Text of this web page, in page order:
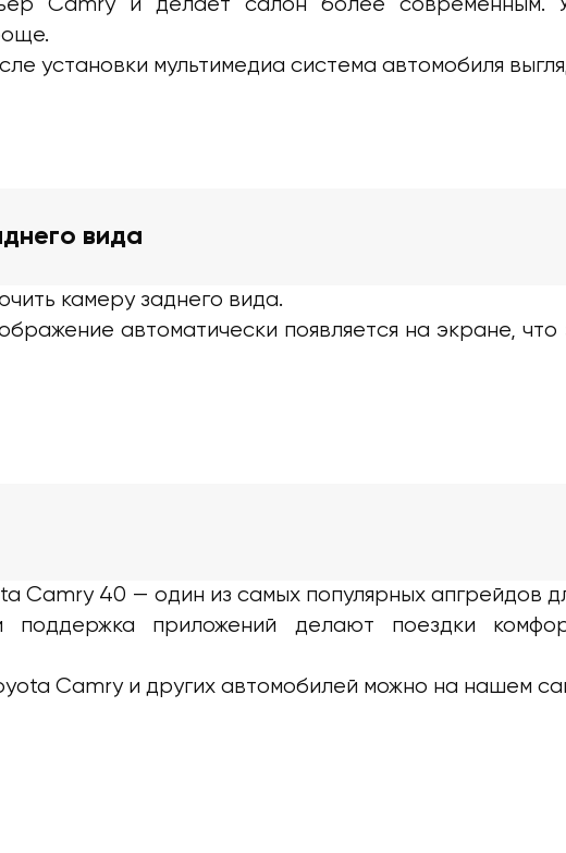
установки мультимедиа система автомобиля
вида
камеру заднего вида.
автоматически появляется на экране,
Camry 40 — один из самых популярных апгрейдов
поддержка приложений делают поездки
Camry и других автомобилей можно на нашем